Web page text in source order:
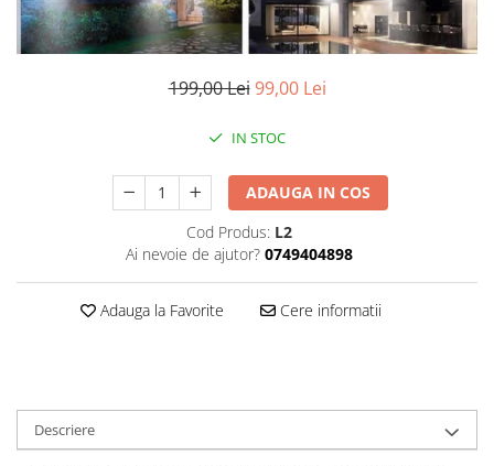
199,00 Lei 99,00 Lei
IN STOC
ADAUGA IN COS
Cod Produs: L2
Ai nevoie de ajutor? 0749404898
Adauga la Favorite Cere informatii
Descriere